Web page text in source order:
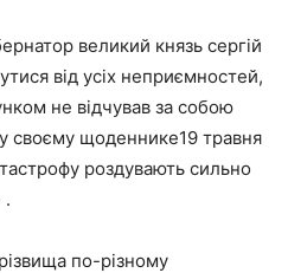
великий князь сергій
від усіх неприємностей,
не відчував за собою
своєму щоденнике19 травня
роздувають сильно
.
по-різному